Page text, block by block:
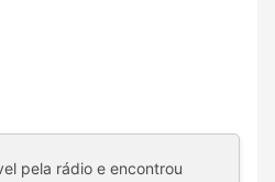
pela rádio e encontrou